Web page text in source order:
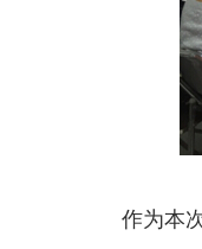
作为本次